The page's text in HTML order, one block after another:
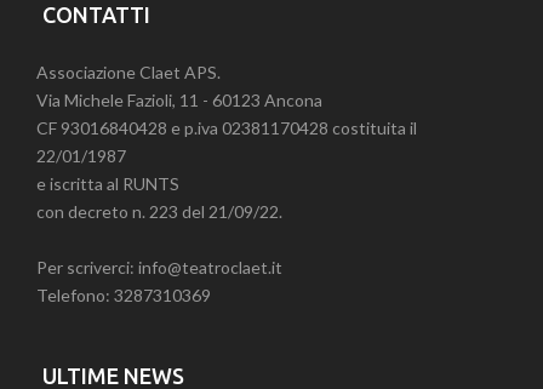
CONTATTI
Associazione Claet APS.
Via Michele Fazioli, 11 - 60123 Ancona
CF 93016840428 e p.iva 02381170428 costituita il
22/01/1987
e iscritta al RUNTS
con decreto n. 223 del 21/09/22.
Per scriverci: info@teatroclaet.it
Telefono: 3287310369
ULTIME NEWS